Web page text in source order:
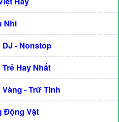
Nhi
- Nonstop
Hay Nhất
- Trữ Tình
Động Vật